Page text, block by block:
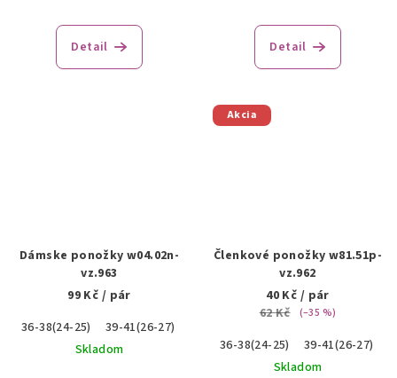
Detail Detail
Dámske ponožky w04.02n-
vz.963
99 Kč / pár
36-38(24-25)
39-41(26-27)
Skladom
Akcia
Členkové ponožky w81.51p-
vz.962
40 Kč / pár
62 Kč
(–35 %)
36-38(24-25)
39-41(26-27)
Skladom